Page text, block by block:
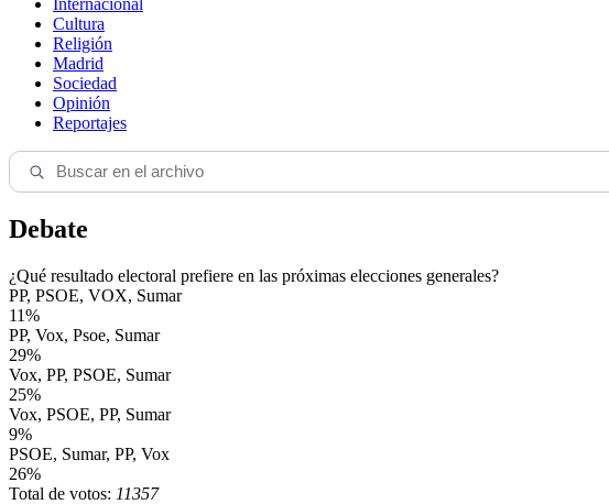
Cultura
Religión
Madrid
Sociedad
Opinión
Reportajes
Debate
¿Qué resultado electoral prefiere en las próximas elecciones generales?
PP, PSOE, VOX, Sumar
11%
PP, Vox, Psoe, Sumar
29%
Vox, PP, PSOE, Sumar
25%
Vox, PSOE, PP, Sumar
9%
PSOE, Sumar, PP, Vox
26%
Total de votos: 11357